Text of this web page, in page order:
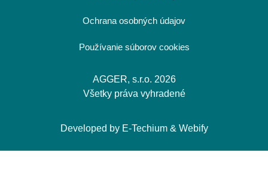
Ochrana osobných údajov
Používanie súborov cookies
AGGER, s.r.o. 2026
Všetky práva vyhradené
Developed by E-Techium& Webify